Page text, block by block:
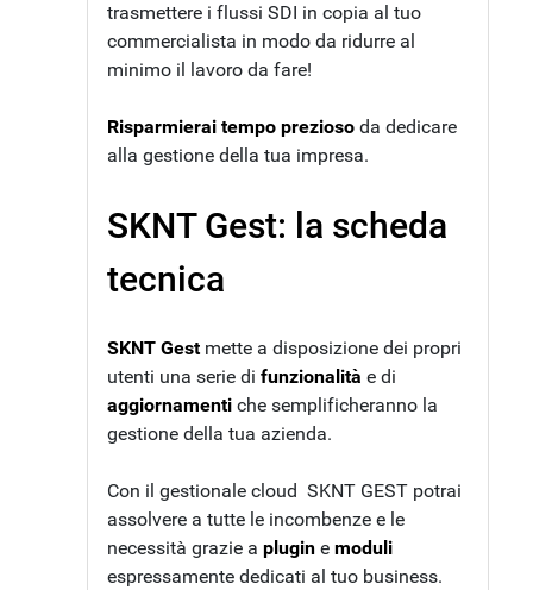
trasmettere i flussi SDI in copia al tuo
commercialista in modo da ridurre al
minimo il lavoro da fare!
Risparmierai tempo prezioso da dedicare
alla gestione della tua impresa.
SKNT Gest: la scheda
tecnica
SKNT Gestmette a disposizione dei propri
utenti una serie di funzionalità e di
aggiornamenti che semplificheranno la
gestione della tua azienda.
Con il gestionale cloud SKNT GEST potrai
assolvere a tutte le incombenze e le
necessità grazie a plugin e moduli
espressamente dedicati al tuo business.